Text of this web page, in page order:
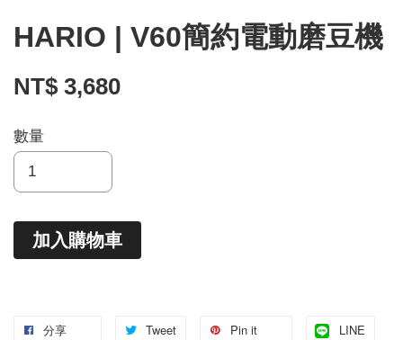
HARIO | V60簡約電動磨豆機
NT$ 3,680
數量
加入購物車
分享 Tweet Pin it LINE